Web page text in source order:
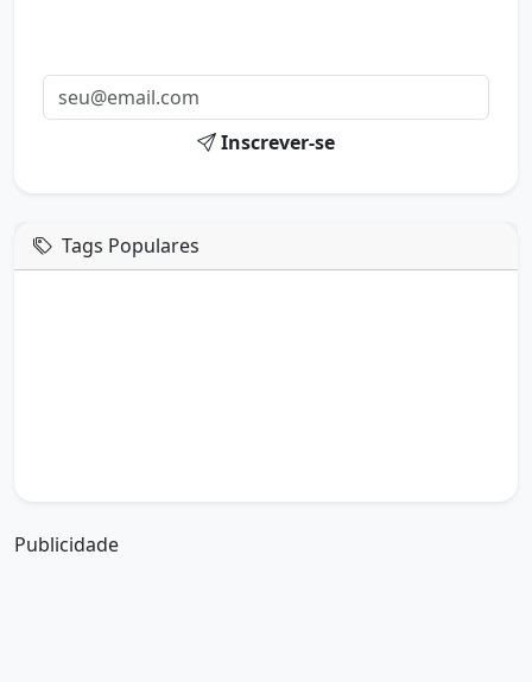
Inscrever-se
Tags Populares
Publicidade